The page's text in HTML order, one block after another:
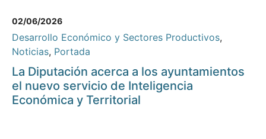
02/06/2026
Desarrollo Económico y Sectores Productivos,
Noticias, Portada
La Diputación acerca a los ayuntamientos
el nuevo servicio de Inteligencia
Económica y Territorial